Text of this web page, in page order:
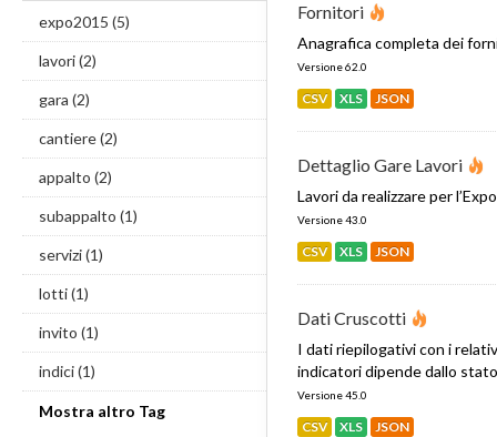
Fornitori
Anagrafica completa dei
Versione 62.0
CSV XLS JSON
Dettaglio Gare Lavori
Lavori da realizzare per
Versione 43.0
CSV XLS JSON
Dati Cruscotti
I dati riepilogativi con i
indicatori dipende dallo
Versione 45.0
CSV XLS JSON
expo2015 (5)
lavori (2)
gara (2)
cantiere (2)
appalto (2)
subappalto (1)
servizi (1)
lotti (1)
invito (1)
indici (1)
Mostra altro Tag